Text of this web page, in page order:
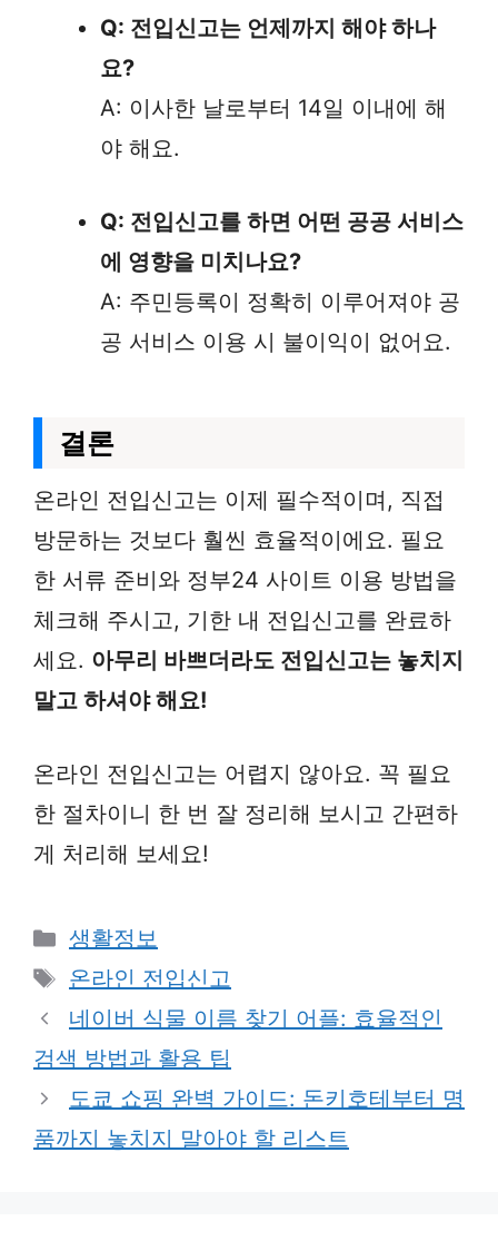
Q: 전입신고는 언제까지 해야 하나
요?
A: 이사한 날로부터 14일 이내에 해
야 해요.
Q: 전입신고를 하면 어떤 공공 서비스
에 영향을 미치나요?
A: 주민등록이 정확히 이루어져야 공
공 서비스 이용 시 불이익이 없어요.
결론
온라인 전입신고는 이제 필수적이며, 직접
방문하는 것보다 훨씬 효율적이에요. 필요
한 서류 준비와 정부24 사이트 이용 방법을
체크해 주시고, 기한 내 전입신고를 완료하
세요. 아무리 바쁘더라도 전입신고는 놓치지
말고 하셔야 해요!
온라인 전입신고는 어렵지 않아요. 꼭 필요
한 절차이니 한 번 잘 정리해 보시고 간편하
게 처리해 보세요!
Categories
생활정보
Tags
온라인 전입신고
네이버 식물 이름 찾기 어플: 효율적인
검색 방법과 활용 팁
도쿄 쇼핑 완벽 가이드: 돈키호테부터 명
품까지 놓치지 말아야 할 리스트